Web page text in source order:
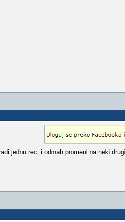
jednu rec, i odmah promeni na neki